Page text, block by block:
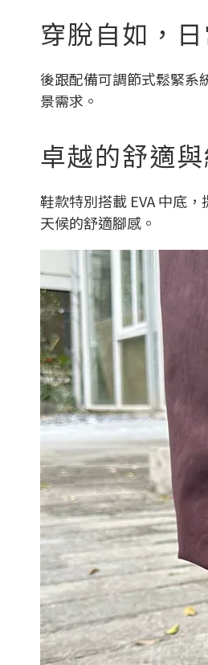
穿脫自如，
後跟配備可調節式鬆緊系
景需求。
卓越的舒適
鞋款特別搭載 EVA 中底
天候的舒適腳感。